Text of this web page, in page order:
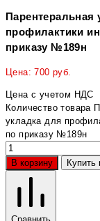
Парентеральная
профилактики
приказу №189н
Цена:700 руб.
Цена с учетом НДС
Количество товара
укладка для
по приказу №189н
В корзину Купить